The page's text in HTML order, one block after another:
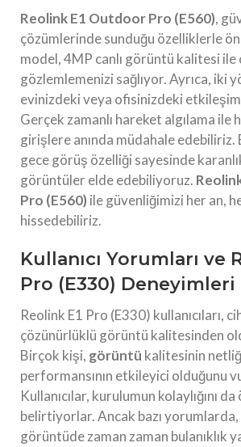
Reolink E1 Outdoor Pro (E560),
çözümlerinde sunduğu özelliklerle
model, 4MP canlı görüntü kalitesi ile
gözlemlemenizi sağlıyor. Ayrıca, iki
evinizdeki veya ofisinizdeki
Gerçek zamanlı hareket algılama ile
girişlere anında müdahale edebiliriz.
gece görüş özelliği sayesinde
görüntüler elde edebiliyoruz.
Pro (E560) ile güvenliğimizi her an,
hissedebiliriz.
Kullanıcı Yorumları ve
Pro (E330) Deneyimleri
Reolink E1 Pro (E330) kullanıcıları,
çözünürlüklü görüntü kalitesinden
Birçok kişi, görüntü kalitesinin
performansının etkileyici olduğunu
Kullanıcılar, kurulumun kolaylığını
belirtiyorlar. Ancak bazı
görüntüde zaman zaman bulanıklık